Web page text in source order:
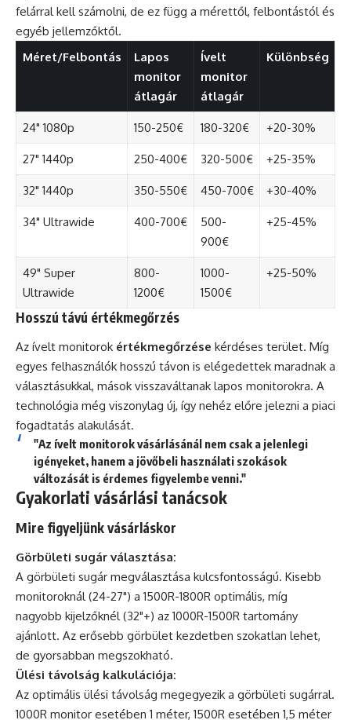
felárral kell számolni, de ez függ a mérettől, felbontástól és
egyéb jellemzőktől.
Méret/Felbontás
Lapos
monitor
átlagár
Ívelt
monitor
átlagár
Különbség
24" 1080p 150-250€ 180-320€ +20-30%
27" 1440p 250-400€ 320-500€ +25-35%
32" 1440p 350-550€ 450-700€ +30-40%
34" Ultrawide 400-700€
500-
900€
+25-45%
49" Super
Ultrawide
800-
1200€
1000-
1500€
+25-50%
Hosszú távú értékmegőrzés
Az ívelt monitorok értékmegőrzése kérdéses terület. Míg
egyes felhasználók hosszú távon is elégedettek maradnak a
választásukkal, mások visszaváltanak lapos monitorokra. A
technológia még viszonylag új, így nehéz előre jelezni a piaci
fogadtatás alakulását.
"Az ívelt monitorok vásárlásánál nem csak a jelenlegi
igényeket, hanem a jövőbeli használati szokások
változását is érdemes figyelembe venni."
Gyakorlati vásárlási tanácsok
Mire figyeljünk vásárláskor
Görbületi sugár választása:
A görbületi sugár megválasztása kulcsfontosságú. Kisebb
monitoroknál (24-27") a 1500R-1800R optimális, míg
nagyobb kijelzőknél (32"+) az 1000R-1500R tartomány
ajánlott. Az erősebb görbület kezdetben szokatlan lehet,
de gyorsabban megszokható.
Ülési távolság kalkulációja:
Az optimális ülési távolság megegyezik a görbületi sugárral.
1000R monitor esetében 1 méter, 1500R esetében 1,5 méter